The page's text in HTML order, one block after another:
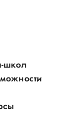
школ